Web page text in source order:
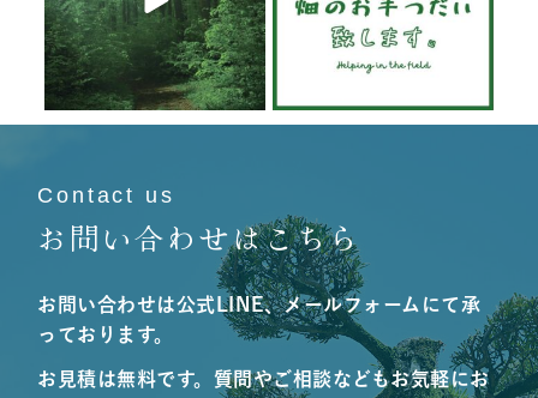
6月 19
Contact us
お問い合わせはこちら
お問い合わせは公式LINE、メールフォームにて承
っております。
お見積は無料です。質問やご相談などもお気軽にお